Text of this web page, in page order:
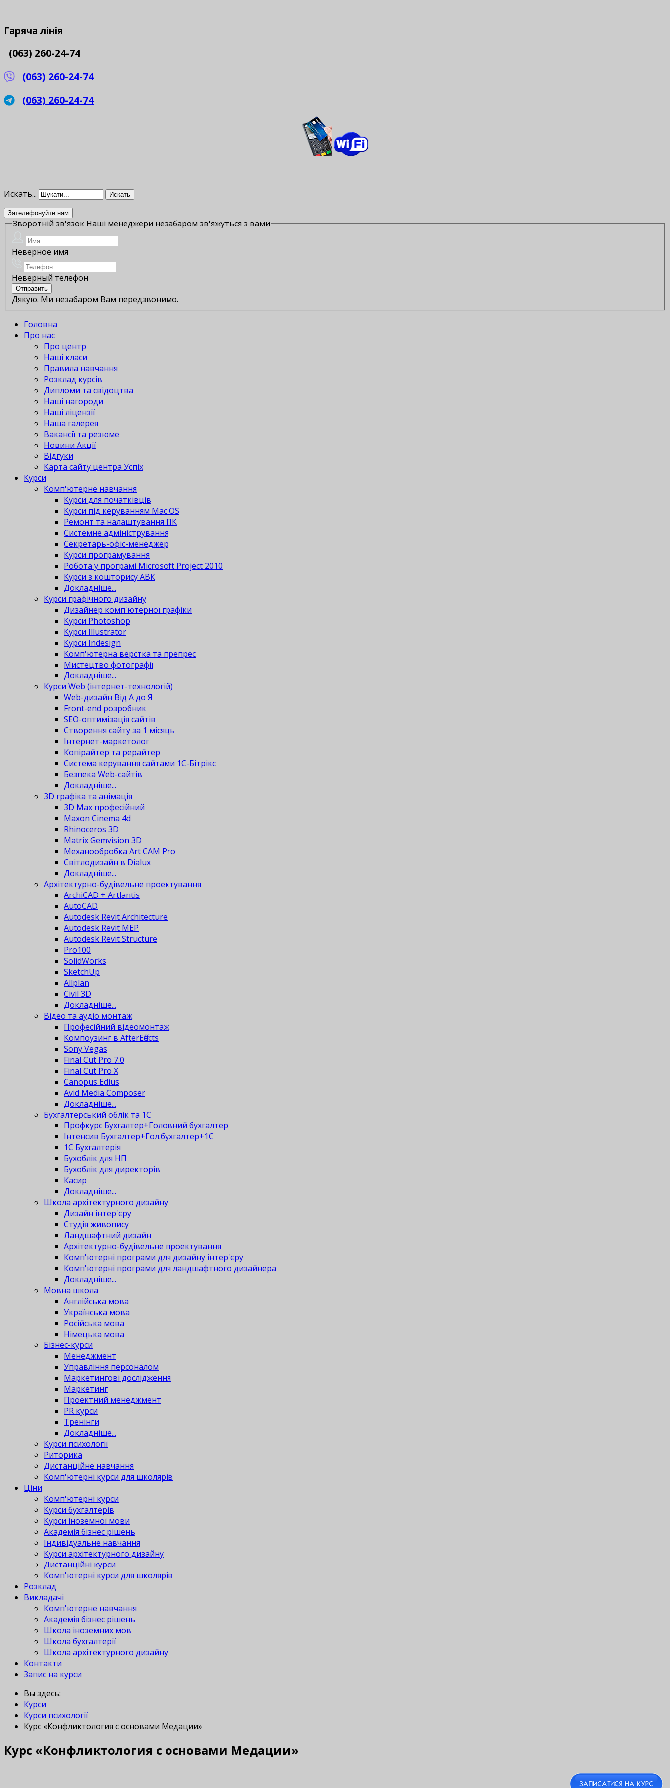
Гаряча лінія
(063) 260-24-74
(063) 260-24-74
(063) 260-24-74
Искать... Искать
Зателефонуйте нам
Зворотній зв'язок Наші менеджери незабаром зв'яжуться з вами
Неверное имя
Неверный телефон
Дякую. Ми незабаром Вам передзвонимо.
Головна
Про нас
Про центр
Наші класи
Правила навчання
Розклад курсів
Дипломи та свідоцтва
Наші нагороди
Наші ліцензії
Наша галерея
Вакансії та резюме
Новини Акції
Відгуки
Карта сайту центра Успіх
Курси
Комп'ютерне навчання
Курси для початківців
Курси під керуванням Mac OS
Ремонт та налаштування ПК
Системне адміністрування
Секретарь-офіс-менеджер
Курси програмування
Робота у програмі Microsoft Project 2010
Курси з кошторису АВК
Докладніше...
Курси графічного дизайну
Дизайнер комп'ютерної графіки
Курси Photoshop
Курси Illustrator
Курси Indesign
Комп'ютерна верстка та препрес
Мистецтво фотографії
Докладніше...
Курси Web (інтернет-технологій)
Web-дизайн Від А до Я
Front-end розробник
SEO-оптимізація сайтів
Створення сайту за 1 місяць
Інтернет-маркетолог
Копірайтер та рерайтер
Система керування сайтами 1С-Бітрікс
Безпека Web-сайтів
Докладніше...
3D графіка та анімація
3D Max професійний
Maxon Cinema 4d
Rhinoceros 3D
Matrix Gemvision 3D
Механообробка Art CAM Pro
Світлодизайн в Dialux
Докладніше...
Архітектурно-будівельне проектування
ArchiCAD + Artlantis
AutoCAD
Autodesk Revit Architecture
Autodesk Revit MEP
Autodesk Revit Structure
Pro100
SolidWorks
SketchUp
Allplan
Civil 3D
Докладніше...
Відео та аудіо монтаж
Професійний відеомонтаж
Компоузинг в AfterEffects
Sony Vegas
Final Cut Pro 7.0
Final Cut Pro X
Canopus Edius
Avid Media Composer
Докладніше...
Бухгалтерський облік та 1С
Профкурс Бухгалтер+Головний бухгалтер
Інтенсив Бухгалтер+Гол.бухгалтер+1С
1С Бухгалтерія
Бухоблік для НП
Бухоблік для директорів
Касир
Докладніше...
Школа архітектурного дизайну
Дизайн інтер'єру
Студія живопису
Ландшафтний дизайн
Архітектурно-будівельне проектування
Комп'ютерні програми для дизайну інтер'єру
Комп'ютерні програми для ландшафтного дизайнера
Докладніше...
Мовна школа
Англійська мова
Українська мова
Російська мова
Німецька мова
Бізнес-курси
Менеджмент
Управління персоналом
Маркетингові дослідження
Маркетинг
Проектний менеджмент
PR курси
Тренінги
Докладніше...
Курси психології
Риторика
Дистанційне навчання
Комп'ютерні курси для школярів
Ціни
Комп'ютерні курси
Курси бухгалтерів
Курси іноземної мови
Академія бізнес рішень
Індивідуальне навчання
Курси архітектурного дизайну
Дистанційні курси
Комп'ютерні курси для школярів
Розклад
Викладачі
Комп'ютерне навчання
Академія бізнес рішень
Школа іноземних мов
Школа бухгалтерії
Школа архітектурного дизайну
Контакти
Запис на курси
Вы здесь:
Курси
Курси психології
Курс «Конфликтология с основами Медации»
Курс «Конфликтология с основами Медации»